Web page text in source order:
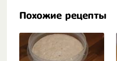
Похожие рецепты